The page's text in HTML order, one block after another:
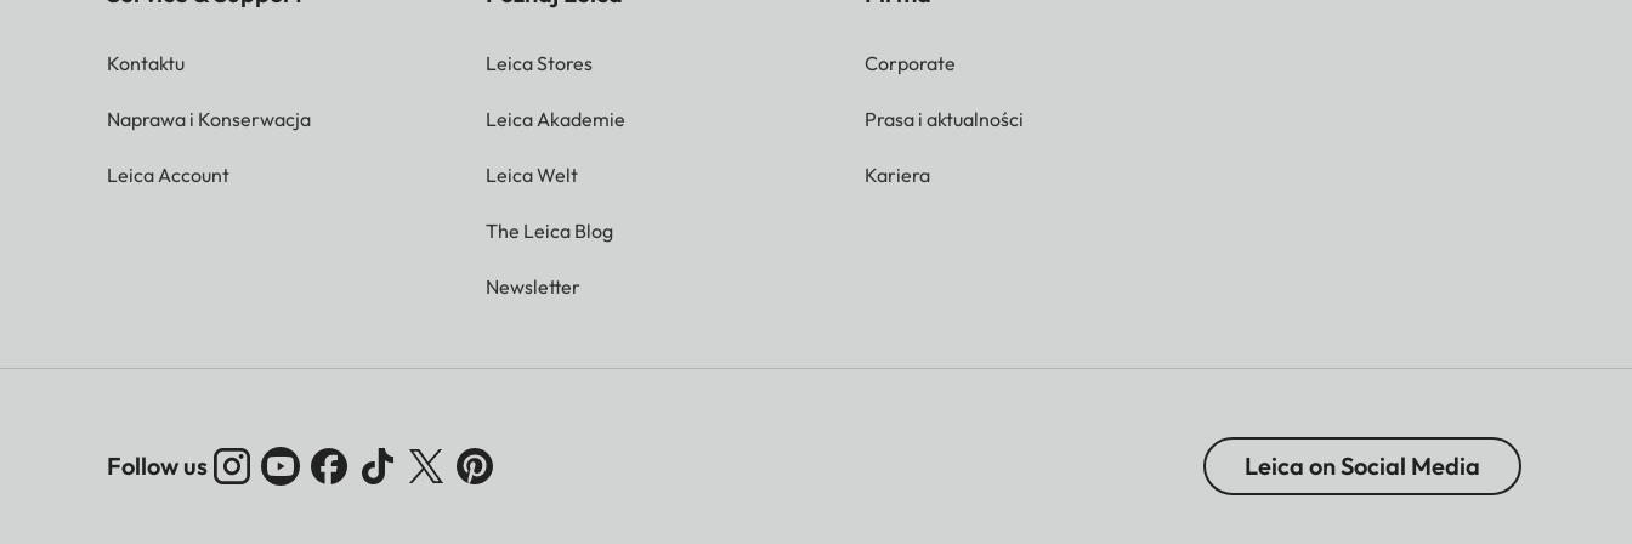
Kontaktu
Naprawa i Konserwacja
Leica Account
Leica Stores
Leica Akademie
Leica Welt
The Leica Blog
Newsletter
Corporate
Prasa i aktualności
Kariera
Follow us Leica on Social Media